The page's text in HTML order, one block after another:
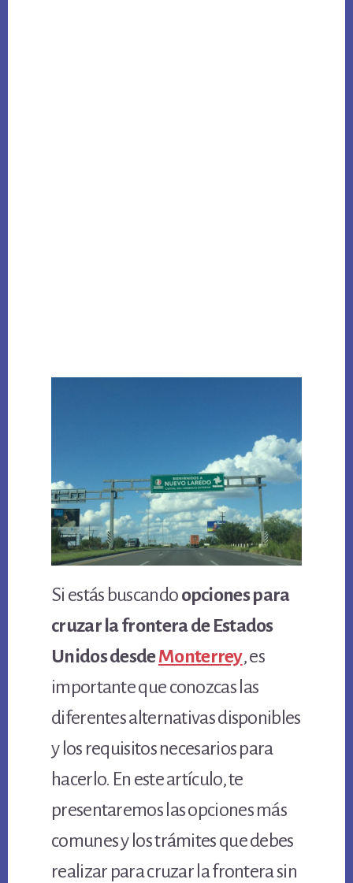
Si estás buscandoopciones para
cruzar la frontera de Estados
Unidos desdeMonterrey, es
importante que conozcas las
diferentes alternativas disponibles
y los requisitos necesarios para
hacerlo. En este artículo, te
presentaremos las opciones más
comunes y los trámites que debes
realizar para cruzar la frontera sin